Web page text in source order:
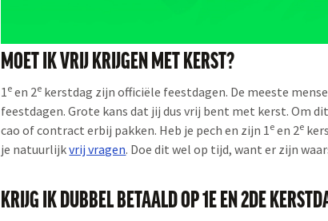
MOET IK VRIJ KRIJGEN MET KERST?
1 e en 2e kerstdag zijn officiële feestdagen. De meeste
feestdagen. Grote kans dat jij dus vrij bent met kerst. Om
cao of contract erbij pakken. Heb je pech en zijn 1 e en 2e
je natuurlijkvrij vragen. Doe dit wel op tijd, want er zijn
KRIJG IK DUBBEL BETAALD OP 1E EN 2DE